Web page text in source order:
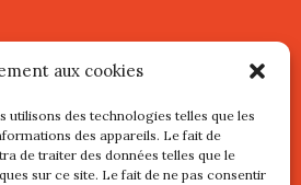
aux cookies
utilisons des technologies telles que les
des appareils. Le fait de
de traiter des données telles que le
sur ce site. Le fait de ne pas consentir